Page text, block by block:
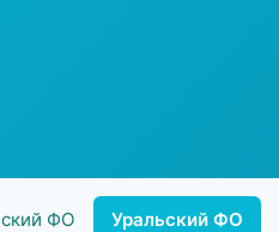
ФО Уральский ФО